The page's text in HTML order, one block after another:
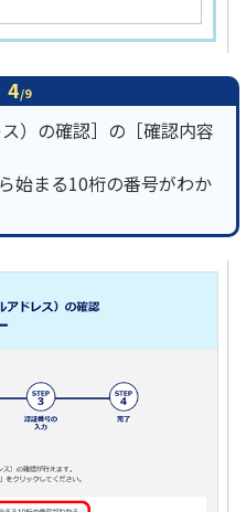
4/9
）の確認］の［確認内容
始まる10桁の番号がわか